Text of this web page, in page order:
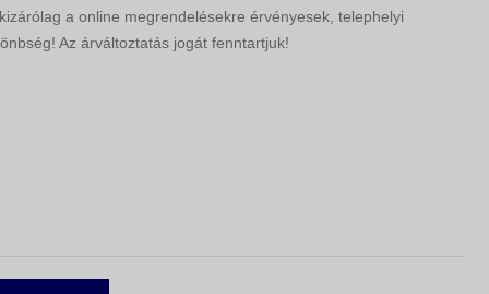
a online megrendelésekre érvényesek, telephelyi
Az árváltoztatás jogát fenntartjuk!